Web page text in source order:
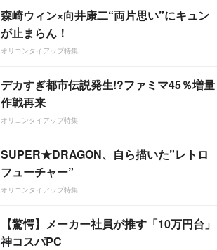
森崎ウィン×向井康二“両片思い”にキュン
が止まらん！
オリコンタイアップ特集
デカすぎ都市伝説発生!?ファミマ45％増量
作戦再来
オリコンタイアップ特集
SUPER★DRAGON、自ら描いた”レトロ
フューチャー”
オリコンタイアップ特集
【驚愕】メーカー社員が推す「10万円台」
神コスパPC